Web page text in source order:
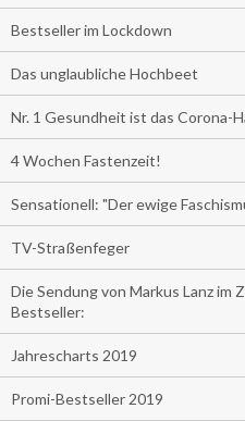
Bestseller im Lockdown
Das unglaubliche Hochbeet
Nr. 1 Gesundheit ist das Corona-
4 Wochen Fastenzeit!
Sensationell: "Der ewige
TV-Straßenfeger
Die Sendung von Markus Lanz im
Bestseller:
Jahrescharts 2019
Promi-Bestseller 2019